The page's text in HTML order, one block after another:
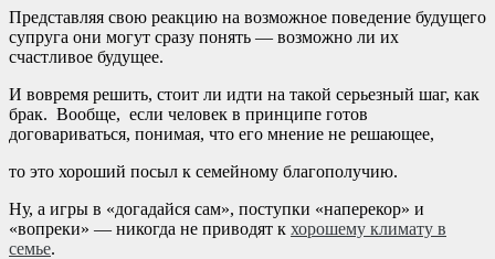
Представляя свою реакцию на возможное поведение будущего
супруга они могут сразу понять — возможно ли их
счастливое будущее.
И вовремя решить, стоит ли идти на такой серьезный шаг, как
брак. Вообще, если человек в принципе готов
договариваться, понимая, что его мнение не решающее,
то это хороший посыл к семейному благополучию.
Ну, а игры в «догадайся сам», поступки «наперекор» и
«вопреки» — никогда не приводят к хорошему климату в
семье.